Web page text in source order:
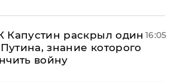
Капустин раскрыл один
знание которого
войну
16:05